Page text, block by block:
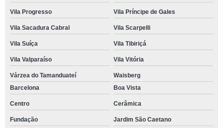
Vila Progresso Vila Príncipe de Gales
Vila Sacadura Cabral Vila Scarpelli
Vila Suíça Vila Tibiriçá
Vila Valparaíso Vila Vitória
Várzea do Tamanduateí
Waisberg
Barcelona
Boa Vista
Centro Cerâmica
Fundação Jardim São Caetano